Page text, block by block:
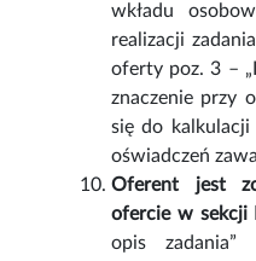
wkładu
realizacji
oferty poz. 3 –
znaczenie przy
się do
oświadczeń
Oferent jest
ofercie w sekcji
opis